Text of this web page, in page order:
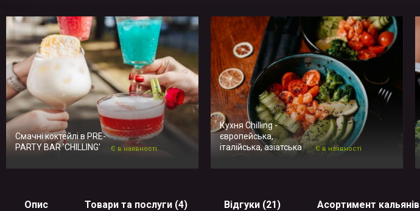
Смачні коктейлі в PRE-
PARTY BAR 'CHILLING'
Є в наявності
Кухня Chilling -
європейська,
італійська, азіатська
Є в наявності
Опис Товари та послуги (4) Відгуки (21) Асортимент кальянів